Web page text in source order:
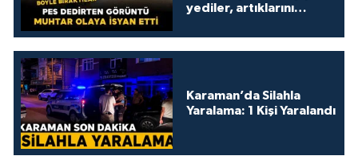
yediler, artıklarını
Karaman’da Silahla
Yaralama: 1 Kişi Yaralandı